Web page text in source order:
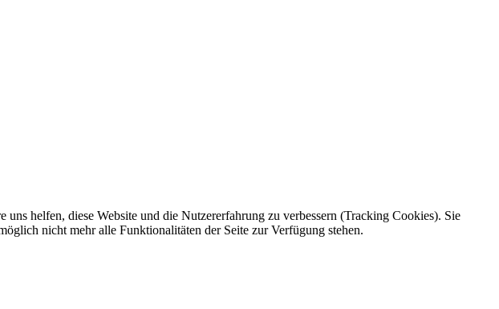
helfen, diese Website und die Nutzererfahrung zu verbessern (Tracking Cookies). Sie
nicht mehr alle Funktionalitäten der Seite zur Verfügung stehen.